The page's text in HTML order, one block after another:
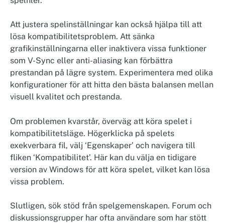
Att justera spelinställningar kan också hjälpa till att
lösa kompatibilitetsproblem. Att sänka
grafikinställningarna eller inaktivera vissa funktioner
som V-Sync eller anti-aliasing kan förbättra
prestandan på lägre system. Experimentera med olika
konfigurationer för att hitta den bästa balansen mellan
visuell kvalitet och prestanda.
Om problemen kvarstår, överväg att köra spelet i
kompatibilitetsläge. Högerklicka på spelets
exekverbara fil, välj ‘Egenskaper’ och navigera till
fliken ‘Kompatibilitet’. Här kan du välja en tidigare
version av Windows för att köra spelet, vilket kan lösa
vissa problem.
Slutligen, sök stöd från spelgemenskapen. Forum och
diskussionsgrupper har ofta användare som har stött